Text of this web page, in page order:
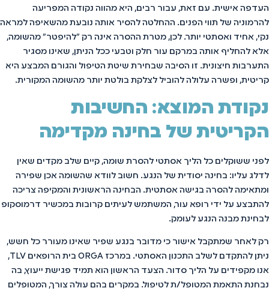
העדפה אישית. עם זאת, עבור רבים, היא מהווה נקודה המפריעה
להרמוניה של תווי הפנים. ההחלטה להסיר אותה נובעת מהשאיפה למראה
נקי, אחיד ואסתטי יותר. לכן, מטרת ההסרה אינה רק "להיפטר" מהשומה,
אלא להחליף אותה במרקם עור חלק וטבעי ככל הניתן, שאינו מסגיר
התערבות חיצונית. זו הסיבה שבחירת שיטת הטיפול והגורם המבצע היא
קריטית, ופשרה עלולה להוביל לצלקת בולטת יותר מהשומה המקורית.
נקודת המוצא: החשיבות
הקריטית של בחינה מקדימה
לפני ששוקלים כל הליך אסתטי להסרת שומה, קיים שלב מקדים שאין
לדלג עליו: בחינה יסודית של הנגע. חשוב לוודא שהשומה אכן שפירה
ומתאימה להסרה בגישה אסתטית. הבחינה הראשונית והמקיפה צריכה
להתבצע על ידי רופא עור, המשתמש לעיתים קרובות במכשיר דרמוסקופ
לבחינת מבנה הנגע לעומק.
רק לאחר שמתקבל אישור כי מדובר בנגע שפיר שאינו מעורר כל חשש,
ניתן להתקדם לשלב התכנון האסתטי. במרכז ORGA בית הרופאים TLV,
אנו מקפידים על הליך סדור. הצעד הראשון הוא תמיד פגישת ייעוץ, בה
נבחנת התאמת המטופל/ת לטיפול. במקרים בהם עולה צורך, המטופלים